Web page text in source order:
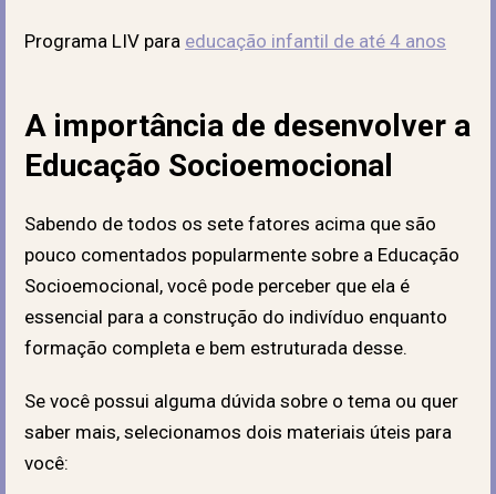
Programa LIV para educação infantil de até 4 anos
A importância de desenvolver a
Educação Socioemocional
Sabendo de todos os sete fatores acima que são
pouco comentados popularmente sobre a Educação
Socioemocional, você pode perceber que ela é
essencial para a construção do indivíduo enquanto
formação completa e bem estruturada desse.
Se você possui alguma dúvida sobre o tema ou quer
saber mais, selecionamos dois materiais úteis para
você: